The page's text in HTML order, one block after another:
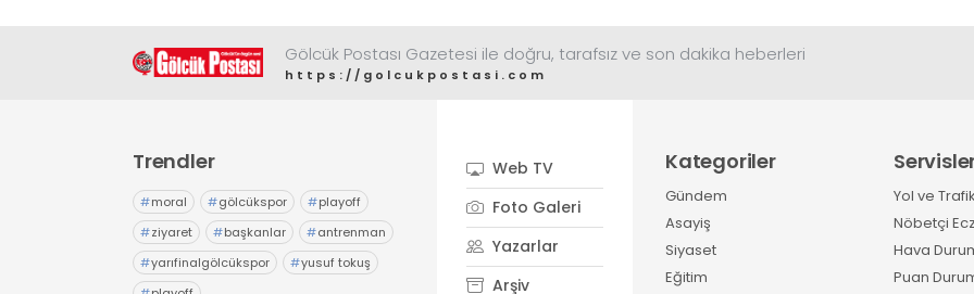
Gölcük Postası Gazetesi ile doğru, tarafsız ve son dakika heberleri
https://golcukpostasi.com
Trendler
#moral #gölcükspor #playoff
#ziyaret #başkanlar #antrenman
#yarıfinalgölcükspor #yusuf tokuş
Web TV
Foto Galeri
Yazarlar
Arşiv
Kategoriler
Gündem
Asayiş
Siyaset
Eğitim
Yol ve
Nöbetçi
Hava
Puan